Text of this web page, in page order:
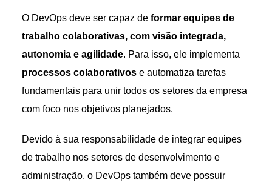
O DevOps deve ser capaz de formar equipes de
trabalho colaborativas, com visão integrada,
autonomia e agilidade. Para isso, ele implementa
processos colaborativose automatiza tarefas
fundamentais para unir todos os setores da empresa
com foco nos objetivos planejados.
Devido à sua responsabilidade de integrar equipes
de trabalho nos setores de desenvolvimento e
administração, o DevOps também deve possuir